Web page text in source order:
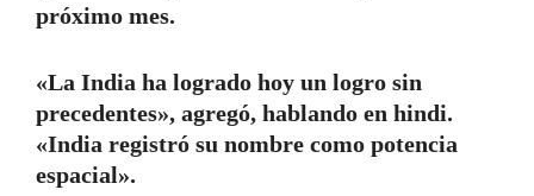
próximo mes.
«La India ha logrado hoy un logro sin
precedentes», agregó, hablando en hindi.
«India registró su nombre como potencia
espacial».